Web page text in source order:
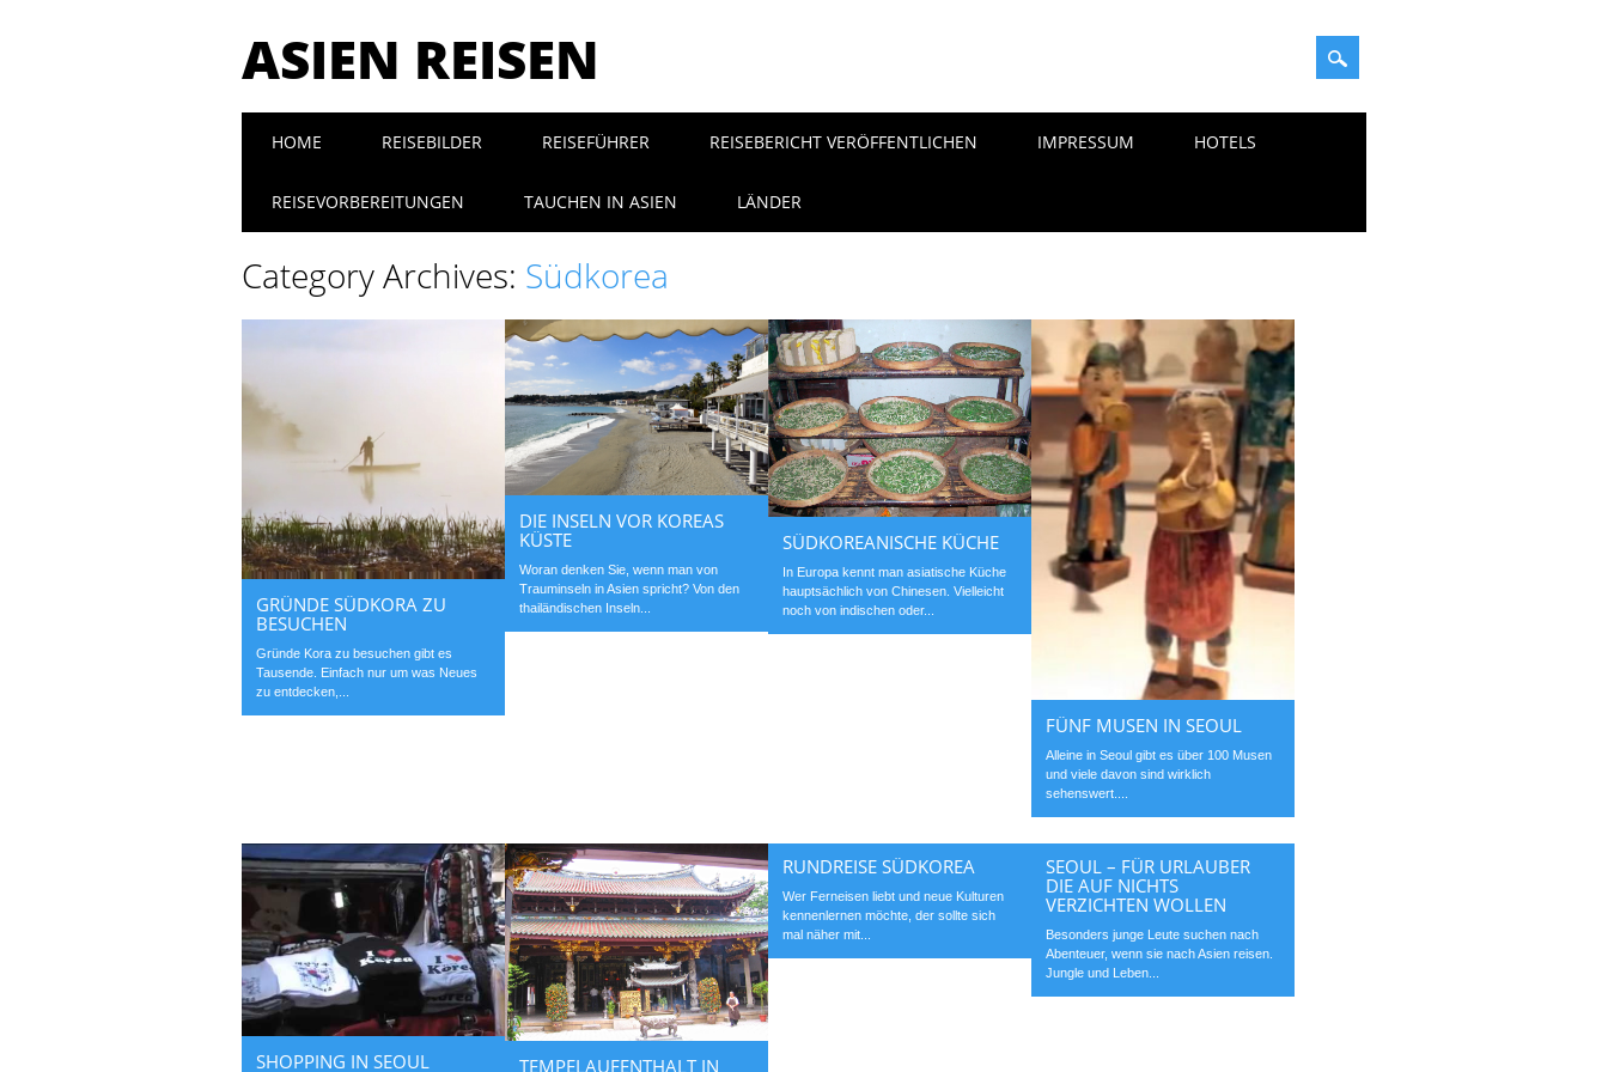
ASIEN REISEN
Main menu
HOME REISEBILDER REISEFÜHRER REISEBERICHT VERÖFFENTLICHEN IMPRESSUM HOTELS
REISEVORBEREITUNGEN TAUCHEN IN ASIEN LÄNDER
Category Archives: Südkorea
GRÜNDE SÜDKORA ZU
BESUCHEN
Gründe Kora zu besuchen gibt es
Tausende. Einfach nur um was Neues
zu entdecken,...
DIE INSELN VOR KOREAS
KÜSTE
Woran denken Sie, wenn man von
Trauminseln in Asien spricht? Von den
thailändischen Inseln...
SÜDKOREANISCHE KÜCHE
In Europa kennt man asiatische Küche
hauptsächlich von Chinesen. Vielleicht
noch von indischen oder...
FÜNF MUSEN IN SEOUL
Alleine in Seoul gibt es über 100 Musen
und viele davon sind wirklich
sehenswert....
SHOPPING IN SEOUL TEMPELAUFENTHALT IN
RUNDREISE SÜDKOREA
Wer Ferneisen liebt und neue Kulturen
kennenlernen möchte, der sollte sich
mal näher mit...
SEOUL – FÜR URLAUBER
DIE AUF NICHTS
VERZICHTEN WOLLEN
Besonders junge Leute suchen nach
Abenteuer, wenn sie nach Asien reisen.
Jungle und Leben...